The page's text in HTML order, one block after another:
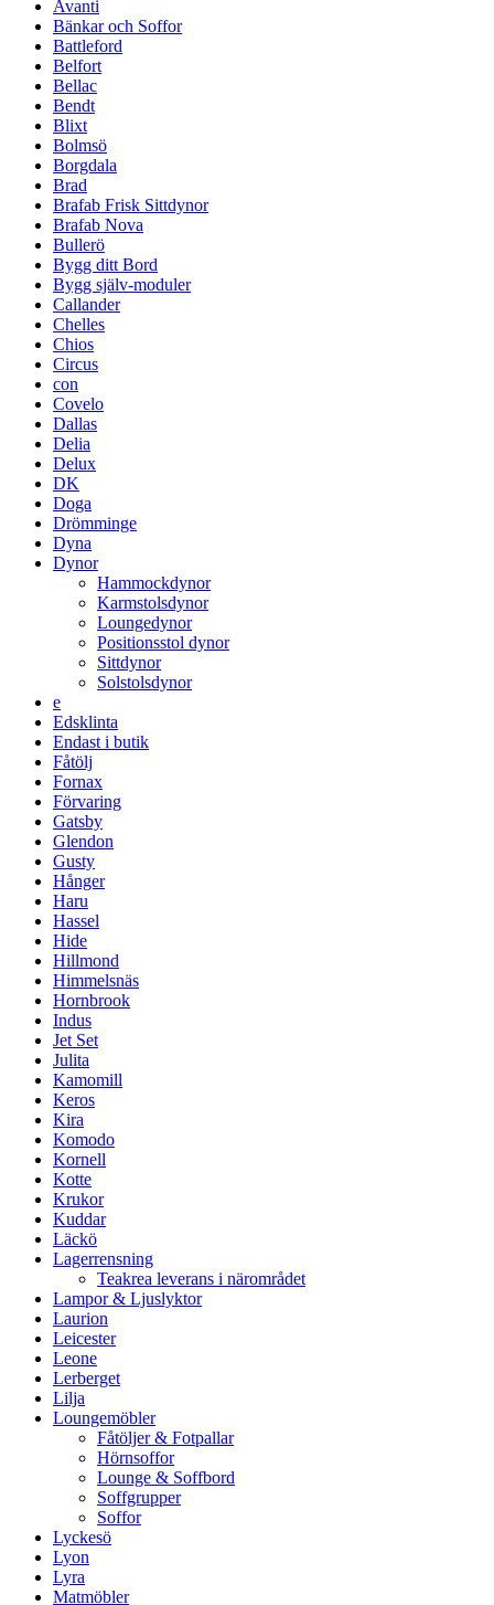
Avanti
Bänkar och Soffor
Battleford
Belfort
Bellac
Bendt
Blixt
Bolmsö
Borgdala
Brad
Brafab Frisk Sittdynor
Brafab Nova
Bullerö
Bygg ditt Bord
Bygg själv-moduler
Callander
Chelles
Chios
Circus
con
Covelo
Dallas
Delia
Delux
DK
Doga
Drömminge
Dyna
Dynor
Hammockdynor
Karmstolsdynor
Loungedynor
Positionsstol dynor
Sittdynor
Solstolsdynor
e
Edsklinta
Endast i butik
Fåtölj
Fornax
Förvaring
Gatsby
Glendon
Gusty
Hånger
Haru
Hassel
Hide
Hillmond
Himmelsnäs
Hornbrook
Indus
Jet Set
Julita
Kamomill
Keros
Kira
Komodo
Kornell
Kotte
Krukor
Kuddar
Läckö
Lagerrensning
Teakrea leverans i närområdet
Lampor & Ljuslyktor
Laurion
Leicester
Leone
Lerberget
Lilja
Loungemöbler
Fåtöljer & Fotpallar
Hörnsoffor
Lounge & Soffbord
Soffgrupper
Soffor
Lyckesö
Lyon
Lyra
Matmöbler